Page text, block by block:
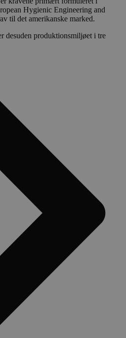
Hygienic Engineering and
til det amerikanske marked.
desuden produktionsmiljøet i tre